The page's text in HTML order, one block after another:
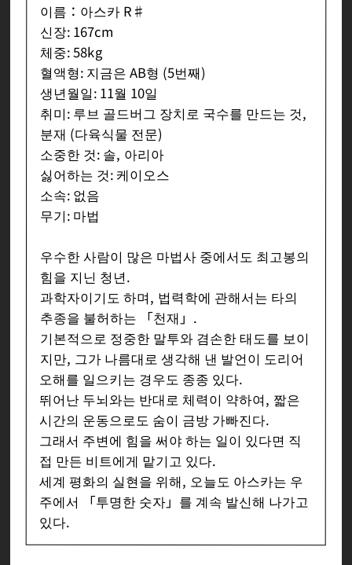
이름：아스카 R♯
신장: 167cm
체중: 58kg
혈액형: 지금은 AB형 (5번째)
생년월일: 11월 10일
취미: 루브 골드버그 장치로 국수를 만드는 것,
분재 (다육식물 전문)
소중한 것: 솔, 아리아
싫어하는 것: 케이오스
소속: 없음
무기: 마법
우수한 사람이 많은 마법사 중에서도 최고봉의
힘을 지닌 청년.
과학자이기도 하며, 법력학에 관해서는 타의
추종을 불허하는 「천재」.
기본적으로 정중한 말투와 겸손한 태도를 보이
지만, 그가 나름대로 생각해 낸 발언이 도리어
오해를 일으키는 경우도 종종 있다.
뛰어난 두뇌와는 반대로 체력이 약하여, 짧은
시간의 운동으로도 숨이 금방 가빠진다.
그래서 주변에 힘을 써야 하는 일이 있다면 직
접 만든 비트에게 맡기고 있다.
세계 평화의 실현을 위해, 오늘도 아스카는 우
주에서 「투명한 숫자」를 계속 발신해 나가고
있다.